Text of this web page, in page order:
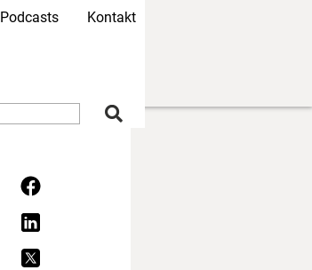
Podcasts Kontakt